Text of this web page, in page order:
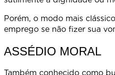
Porém, o modo mais
emprego se não fizer sua
ASSÉDIO MORAL
Também conhecido como